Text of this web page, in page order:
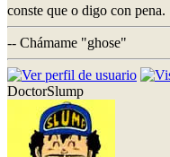
conste que o digo con pena.
-- Chámame "ghose"
DoctorSlump